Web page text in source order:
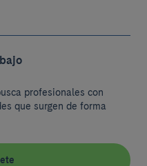
profesionales con
que surgen de forma